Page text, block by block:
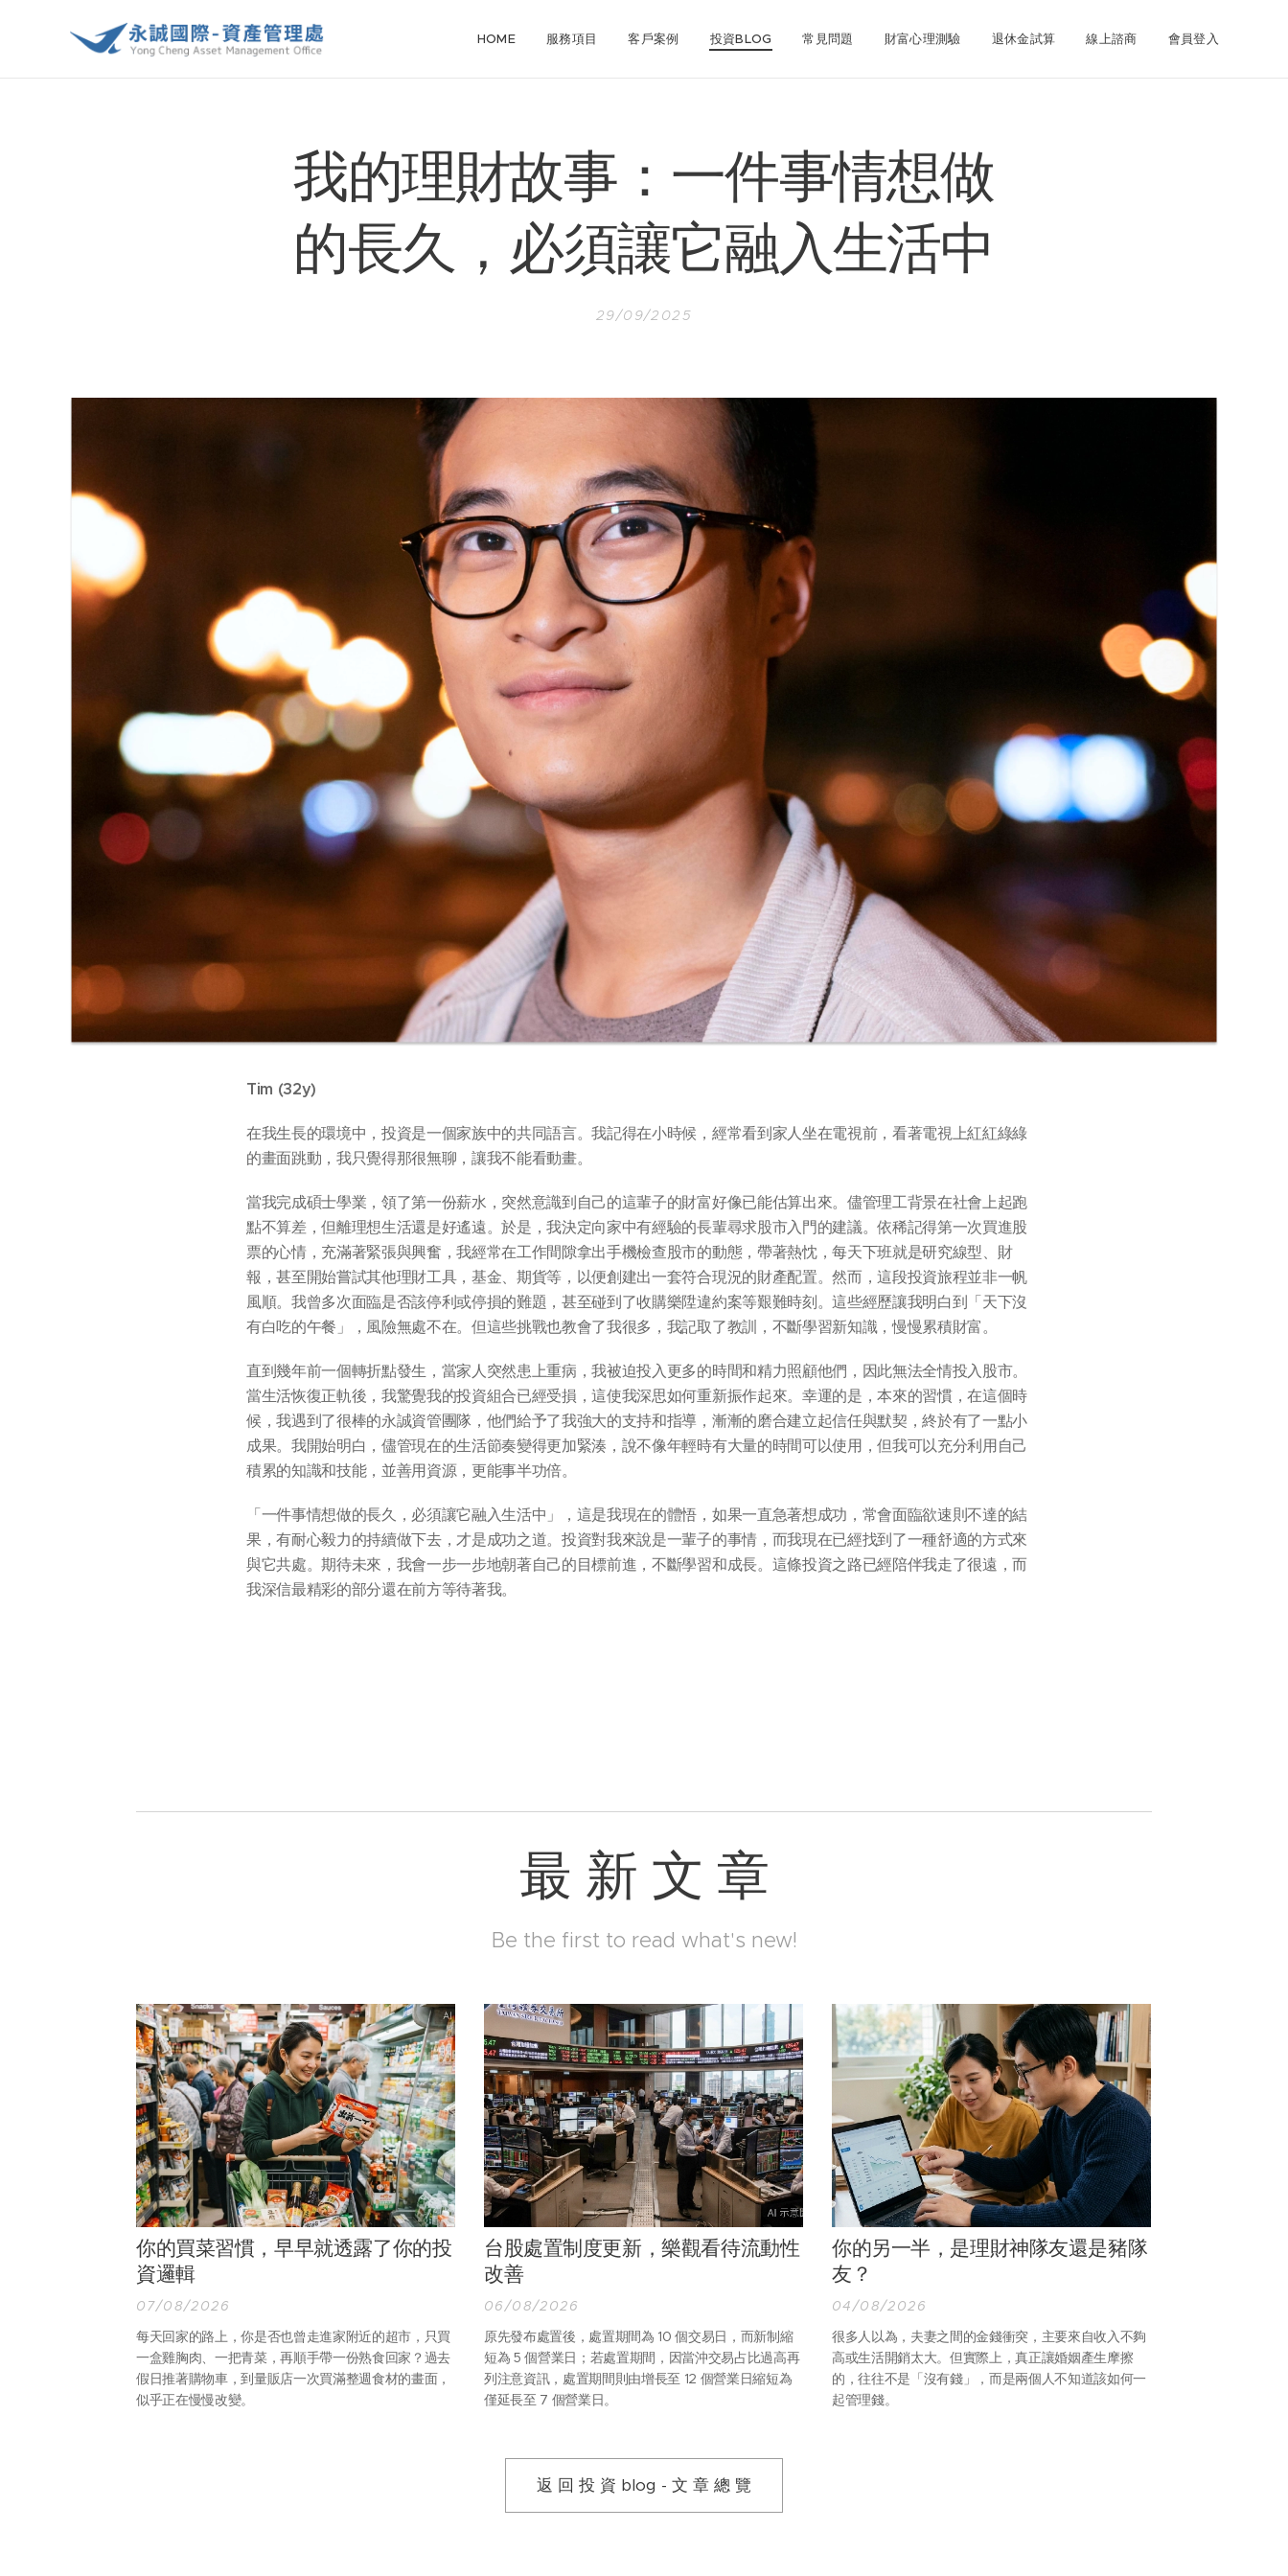
HOME 服務項目 客戶案例 投資BLOG 常見問題 財富心理測驗 退休金試算 線上諮商 會員登入
我的理財故事：一件事情想做
的長久，必須讓它融入生活中
29/09/2025
Tim (32y)
在我生長的環境中，投資是一個家族中的共同語言。我記得在小時候，經常看到家人坐在電視前，看著電視上紅紅綠綠
的畫面跳動，我只覺得那很無聊，讓我不能看動畫。
當我完成碩士學業，領了第一份薪水，突然意識到自己的這輩子的財富好像已能估算出來。儘管理工背景在社會上起跑
點不算差，但離理想生活還是好遙遠。於是，我決定向家中有經驗的長輩尋求股市入門的建議。依稀記得第一次買進股
票的心情，充滿著緊張與興奮，我經常在工作間隙拿出手機檢查股市的動態，帶著熱忱，每天下班就是研究線型、財
報，甚至開始嘗試其他理財工具，基金、期貨等，以便創建出一套符合現況的財產配置。然而，這段投資旅程並非一帆
風順。我曾多次面臨是否該停利或停損的難題，甚至碰到了收購樂陞違約案等艱難時刻。這些經歷讓我明白到「天下沒
有白吃的午餐」，風險無處不在。但這些挑戰也教會了我很多，我記取了教訓，不斷學習新知識，慢慢累積財富。
直到幾年前一個轉折點發生，當家人突然患上重病，我被迫投入更多的時間和精力照顧他們，因此無法全情投入股市。
當生活恢復正軌後，我驚覺我的投資組合已經受損，這使我深思如何重新振作起來。幸運的是，本來的習慣，在這個時
候，我遇到了很棒的永誠資管團隊，他們給予了我強大的支持和指導，漸漸的磨合建立起信任與默契，終於有了一點小
成果。我開始明白，儘管現在的生活節奏變得更加緊湊，說不像年輕時有大量的時間可以使用，但我可以充分利用自己
積累的知識和技能，並善用資源，更能事半功倍。
「一件事情想做的長久，必須讓它融入生活中」，這是我現在的體悟，如果一直急著想成功，常會面臨欲速則不達的結
果，有耐心毅力的持續做下去，才是成功之道。投資對我來說是一輩子的事情，而我現在已經找到了一種舒適的方式來
與它共處。期待未來，我會一步一步地朝著自己的目標前進，不斷學習和成長。這條投資之路已經陪伴我走了很遠，而
我深信最精彩的部分還在前方等待著我。
最 新 文 章
Be the first to read what's new!
你的買菜習慣，早早就透露了你的投
資邏輯
07/08/2026
每天回家的路上，你是否也曾走進家附近的超市，只買
一盒雞胸肉、一把青菜，再順手帶一份熟食回家？過去
假日推著購物車，到量販店一次買滿整週食材的畫面，
似乎正在慢慢改變。
台股處置制度更新，樂觀看待流動性
改善
06/08/2026
原先發布處置後，處置期間為 10 個交易日，而新制縮
短為 5 個營業日；若處置期間，因當沖交易占比過高再
列注意資訊，處置期間則由增長至 12 個營業日縮短為
僅延長至 7 個營業日。
你的另一半，是理財神隊友還是豬隊
友？
04/08/2026
很多人以為，夫妻之間的金錢衝突，主要來自收入不夠
高或生活開銷太大。但實際上，真正讓婚姻產生摩擦
的，往往不是「沒有錢」，而是兩個人不知道該如何一
起管理錢。
返 回 投 資 blog - 文 章 總 覽